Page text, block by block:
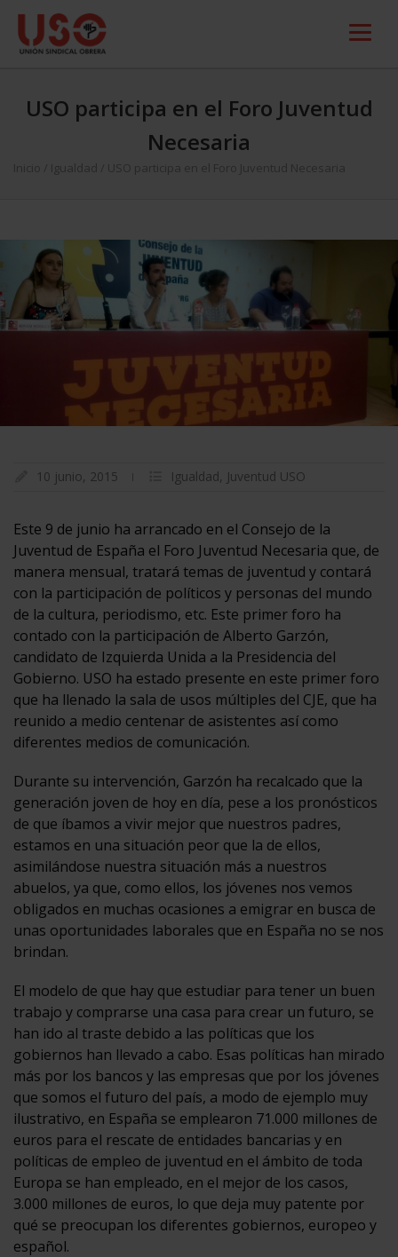
USO participa en el Foro Juventud
Necesaria
Inicio Igualdad USO participa en el Foro Juventud Necesaria
10 junio, 2015 Igualdad, Juventud USO
Este 9 de junio ha arrancado en el Consejo de la
Juventud de España el Foro Juventud Necesaria que, de
manera mensual, tratará temas de juventud y contará
con la participación de políticos y personas del mundo
de la cultura, periodismo, etc. Este primer foro ha
contado con la participación de Alberto Garzón,
candidato de Izquierda Unida a la Presidencia del
Gobierno. USO ha estado presente en este primer foro
que ha llenado la sala de usos múltiples del CJE, que ha
reunido a medio centenar de asistentes así como
diferentes medios de comunicación.
Durante su intervención, Garzón ha recalcado que la
generación joven de hoy en día, pese a los pronósticos
de que íbamos a vivir mejor que nuestros padres,
estamos en una situación peor que la de ellos,
asimilándose nuestra situación más a nuestros
abuelos, ya que, como ellos, los jóvenes nos vemos
obligados en muchas ocasiones a emigrar en busca de
unas oportunidades laborales que en España no se nos
brindan.
El modelo de que hay que estudiar para tener un buen
trabajo y comprarse una casa para crear un futuro, se
han ido al traste debido a las políticas que los
gobiernos han llevado a cabo. Esas políticas han mirado
más por los bancos y las empresas que por los jóvenes
que somos el futuro del país, a modo de ejemplo muy
ilustrativo, en España se emplearon 71.000 millones de
euros para el rescate de entidades bancarias y en
políticas de empleo de juventud en el ámbito de toda
Europa se han empleado, en el mejor de los casos,
3.000 millones de euros, lo que deja muy patente por
qué se preocupan los diferentes gobiernos, europeo y
español.